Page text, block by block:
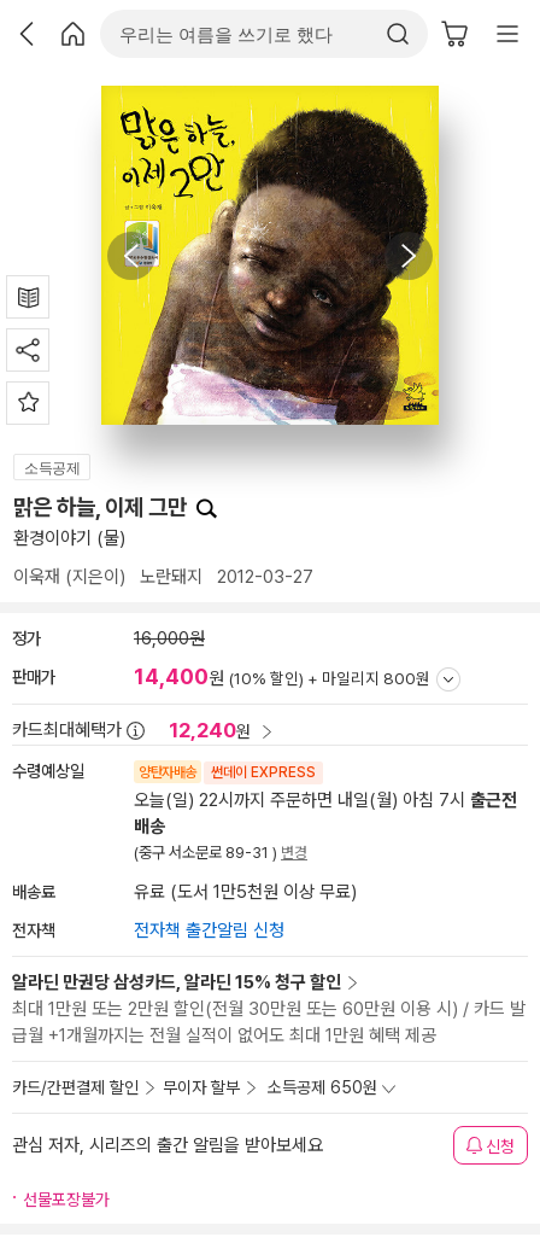
소득공제
맑은 하늘, 이제 그만
환경이야기 (물)
이욱재 (지은이) 노란돼지 2012-03-27
정가 16,000원
판매가 14,400원 (10% 할인) + 마일리지 800원
카드최대혜택가 12,240원
수령예상일 양탄자배송 썬데이 EXPRESS
오늘(일) 22시까지 주문하면 내일(월) 아침 7시 출근전
배송
(중구 서소문로 89-31 ) 변경
배송료 유료 (도서 1만5천원 이상 무료)
전자책 전자책 출간알림 신청
알라딘 만권당 삼성카드, 알라딘 15% 청구 할인
최대 1만원 또는 2만원 할인(전월 30만원 또는 60만원 이용 시) / 카드 발
급월 +1개월까지는 전월 실적이 없어도 최대 1만원 혜택 제공
카드/간편결제 할인 무이자 할부 소득공제 650원
관심 저자, 시리즈의 출간 알림을 받아보세요 신청
선물포장불가